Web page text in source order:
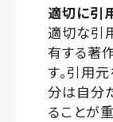
適切に引
適切な引
有する著
す。引用
分は自分
ることが